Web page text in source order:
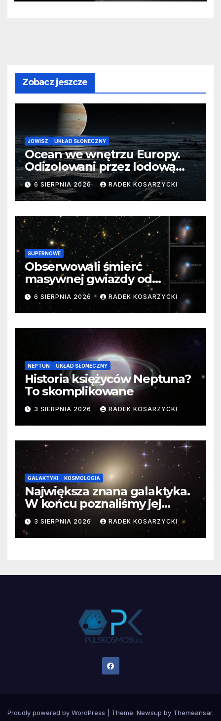
Zobacz jeszcze
JOWISZ UKŁAD SŁONECZNY
Ocean we wnętrzu Europy.
Odizolowani przez lodową
barierę
6 SIERPNIA 2026 RADEK KOSARZYCKI
SUPERNOWE
Obserwowali śmierć
masywnej gwiazdy od
samego początku. Niezwykle
cenne dane
6 SIERPNIA 2026 RADEK KOSARZYCKI
NEPTUN UKŁAD SŁONECZNY
Historia księżyców Neptuna?
To skomplikowane
3 SIERPNIA 2026 RADEK KOSARZYCKI
GALAKTYKI KOSMOLOGIA
Największa znana galaktyka.
W końcu poznaliśmy jej
faktyczne wymiary
3 SIERPNIA 2026 RADEK KOSARZYCKI
Proudly powered by WordPress Theme: Newsup by Themeansar.